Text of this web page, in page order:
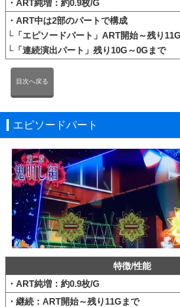
・ART純増：約0.9枚/G
・ART中は2部のパートで構成
└「エピソードパート」ART開始～残り
└「連続演出パート」残り10G～0Gまで
目次へ戻る
エピソードパート
特徴/性能
・ART純増：約0.9枚/G
・継続：ART開始～残り11Gまで